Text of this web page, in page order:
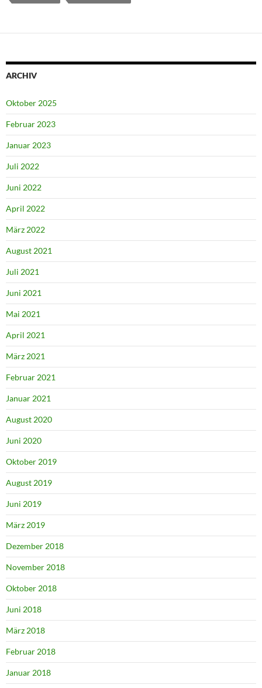
ARCHIV
Oktober 2025
Februar 2023
Januar 2023
Juli 2022
Juni 2022
April 2022
März 2022
August 2021
Juli 2021
Juni 2021
Mai 2021
April 2021
März 2021
Februar 2021
Januar 2021
August 2020
Juni 2020
Oktober 2019
August 2019
Juni 2019
März 2019
Dezember 2018
November 2018
Oktober 2018
Juni 2018
März 2018
Februar 2018
Januar 2018